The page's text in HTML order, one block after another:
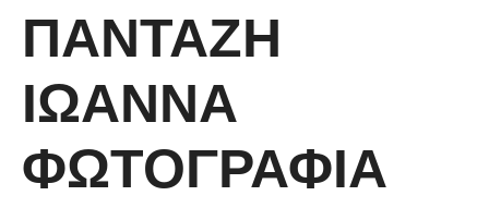
ΠΑΝΤΑΖΗ
ΙΩΑΝΝΑ
ΦΩΤΟΓΡΑΦΙΑ